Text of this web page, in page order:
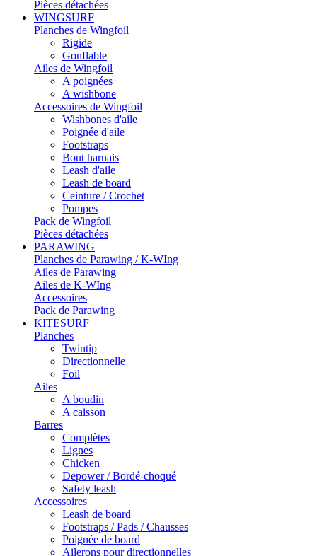
Pièces détachées
WINGSURF
Planches de Wingfoil
Rigide
Gonflable
Ailes de Wingfoil
A poignées
A wishbone
Accessoires de Wingfoil
Wishbones d'aile
Poignée d'aile
Footstraps
Bout harnais
Leash d'aile
Leash de board
Ceinture / Crochet
Pompes
Pack de Wingfoil
Pièces détachées
PARAWING
Planches de Parawing / K-WIng
Ailes de Parawing
Ailes de K-WIng
Accessoires
Pack de Parawing
KITESURF
Planches
Twintip
Directionnelle
Foil
Ailes
A boudin
A caisson
Barres
Complètes
Lignes
Chicken
Depower / Bordé-choqué
Safety leash
Accessoires
Leash de board
Footstraps / Pads / Chausses
Poignée de board
Ailerons pour directionnelles